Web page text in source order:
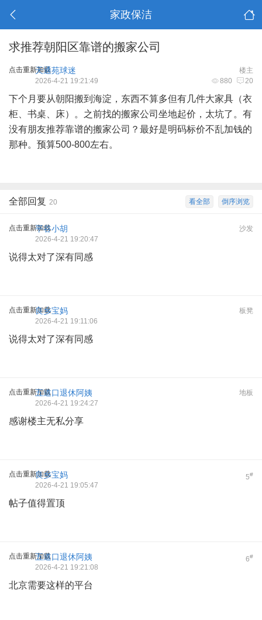
家政保洁
求推荐朝阳区靠谱的搬家公司
点击重新加载 楼主
天通苑球迷
880 20
2026-4-21 19:21:49
下个月要从朝阳搬到海淀，东西不算多但有几件大家具（衣
柜、书桌、床）。之前找的搬家公司坐地起价，太坑了。有
没有朋友推荐靠谱的搬家公司？最好是明码标价不乱加钱的
那种。预算500-800左右。
倒序浏览
看全部
全部回复 20
点击重新加载 沙发
平谷小胡
2026-4-21 19:20:47
说得太对了深有同感
点击重新加载 板凳
良乡宝妈
2026-4-21 19:11:06
说得太对了深有同感
点击重新加载 地板
五道口退休阿姨
2026-4-21 19:24:27
感谢楼主无私分享
点击重新加载 5#
良乡宝妈
2026-4-21 19:05:47
帖子值得置顶
点击重新加载 6#
五道口退休阿姨
2026-4-21 19:21:08
北京需要这样的平台